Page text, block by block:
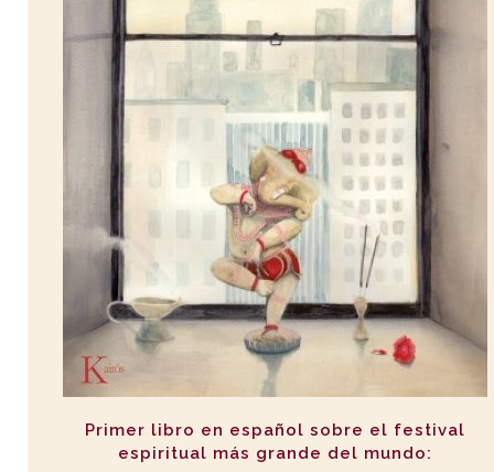
Primer libro en español sobre el festival
espiritual más grande del mundo: